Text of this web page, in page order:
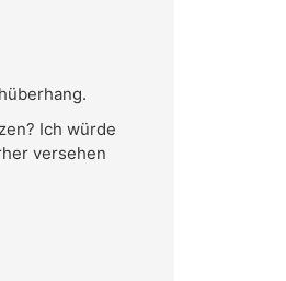
Ich würde
versehen